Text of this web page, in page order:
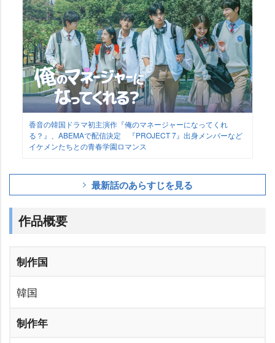
香音の韓国ドラマ初主演作『俺のマネージャーになってくれ
る？』、ABEMAで配信決定 『PROJECT 7』出身メンバーなど
イケメンたちとの青春学園ロマンス
最新話のあらすじを見る
作品概要
制作国
韓国
制作年